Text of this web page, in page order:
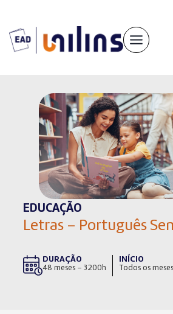
conteúdo
EDUCAÇÃO
Letras – Português
DURAÇÃO
48 meses – 3200h
INÍCIO
Todos os